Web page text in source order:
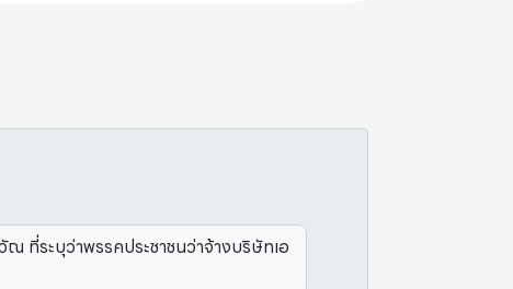
ที่ระบุว่าพรรคประชาชนว่าจ้างบริษัทเอ